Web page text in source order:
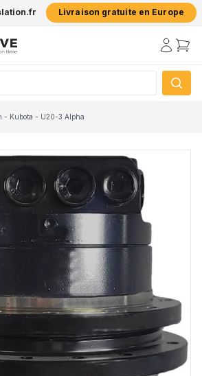
Livraison gratuite en Europe
- Kubota - U20-3 Alpha